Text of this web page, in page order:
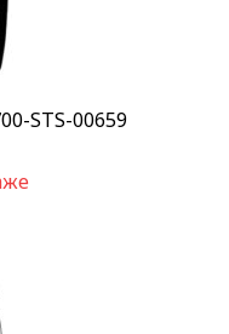
STS-00659